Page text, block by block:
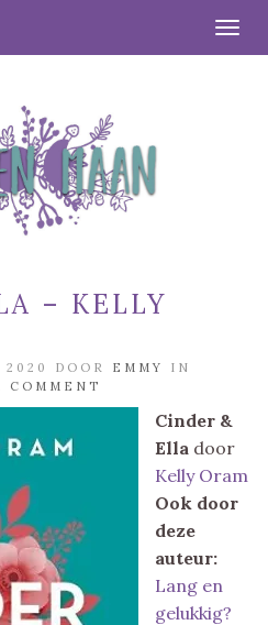
– KELLY
DOOR EMMY
IN
COMMENT
Cinder &
Ella door
Kelly Oram
Ook door
deze
auteur:
Lang en
gelukkig?